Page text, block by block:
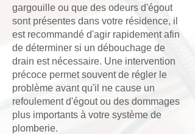
gargouille ou que des odeurs d'égout
sont présentes dans votre résidence, il
est recommandé d'agir rapidement afin
de déterminer si un débouchage de
drain est nécessaire. Une intervention
précoce permet souvent de régler le
problème avant qu'il ne cause un
refoulement d'égout ou des dommages
plus importants à votre système de
plomberie.